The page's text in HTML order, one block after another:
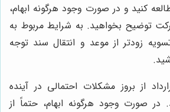
کنید و در صورت وجود هرگونه ابهام،
توضیح بخواهید. به شرایط مربوط به
زودتر از موعد و انتقال سند توجه
از بروز مشکلات احتمالی در آینده
در صورت وجود هرگونه ابهام، حتماً از